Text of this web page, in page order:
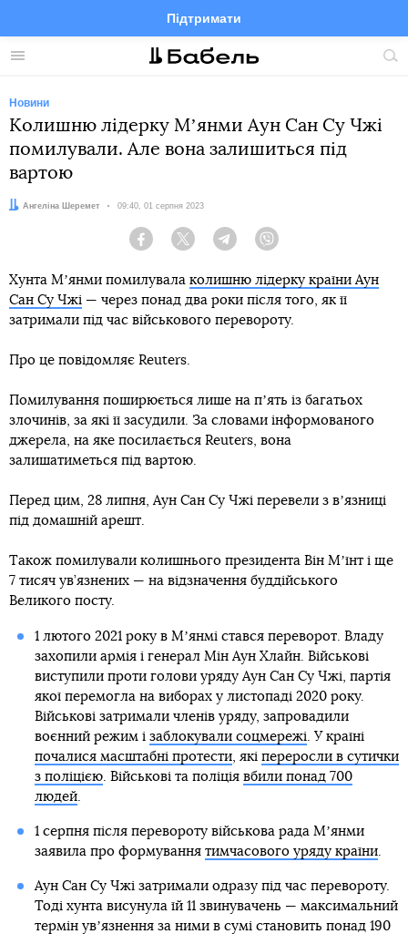
Меню
Підтримати
FacebookTelegramTwitter
Новини
Колишню лідерку Мʼянми Аун Сан Су Чжі
помилували. Але вона залишиться під
вартою
Автор:
Ангеліна Шеремет Дата:
09:40, 01 серпня 2023
Facebook Twitter Telegram
Хунта Мʼянми помилувала колишню лідерку країни Аун
Сан Су Чжі — через понад два роки після того, як її
затримали під час військового перевороту.
Про це повідомляє Reuters.
Помилування поширюється лише на пʼять із багатьох
злочинів, за які її засудили. За словами інформованого
джерела, на яке посилається Reuters, вона
залишатиметься під вартою.
Перед цим, 28 липня, Аун Сан Су Чжі перевели з вʼязниці
під домашній арешт.
Також помилували колишнього президента Він Мʼїнт і ще
7 тисяч ув’язнених — на відзначення буддійського
Великого посту.
1 лютого 2021 року в Мʼянмі стався переворот. Владу
захопили армія і генерал Мін Аун Хлайн. Військові
виступили проти голови уряду Аун Сан Су Чжі, партія
якої перемогла на виборах у листопаді 2020 року.
Військові затримали членів уряду, запровадили
воєнний режим і заблокували соцмережі. У країні
почалися масштабні протести, які переросли в сутички
з поліцією. Військові та поліція вбили понад 700
людей.
1 серпня після перевороту військова рада Мʼянми
заявила про формування тимчасового уряду країни.
Аун Сан Су Чжі затримали одразу під час перевороту.
Тоді хунта висунула їй 11 звинувачень — максимальний
термін увʼязнення за ними в сумі становить понад 190